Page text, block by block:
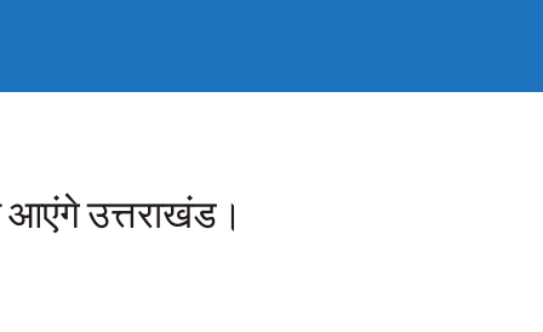
आएंगे उत्तराखंड।